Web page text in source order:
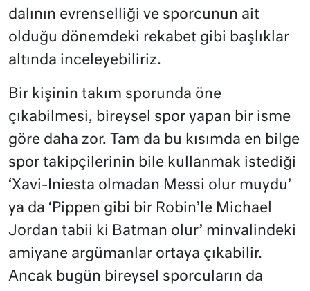
dalının evrenselliği ve sporcunun ait
olduğu dönemdeki rekabet gibi başlıklar
altında inceleyebiliriz.
Bir kişinin takım sporunda öne
çıkabilmesi, bireysel spor yapan bir isme
göre daha zor. Tam da bu kısımda en bilge
spor takipçilerinin bile kullanmak istediği
‘Xavi-Iniesta olmadan Messi olur muydu’
ya da ‘Pippen gibi bir Robin’le Michael
Jordan tabii ki Batman olur’ minvalindeki
amiyane argümanlar ortaya çıkabilir.
Ancak bugün bireysel sporcuların da